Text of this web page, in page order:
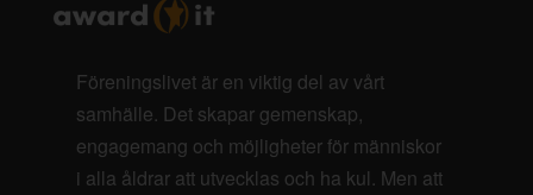
Föreningslivet är en viktig del av vårt
samhälle. Det skapar gemenskap,
engagemang och möjligheter för människor
i alla åldrar att utvecklas och ha kul. Men att